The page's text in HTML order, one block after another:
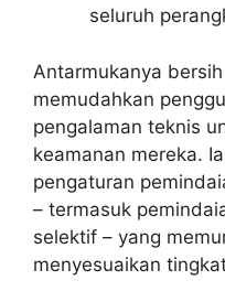
seluruh
Antarmukanya
memudahkan
pengalaman teknis
keamanan mereka.
pengaturan
– termasuk
selektif – yang
menyesuaikan